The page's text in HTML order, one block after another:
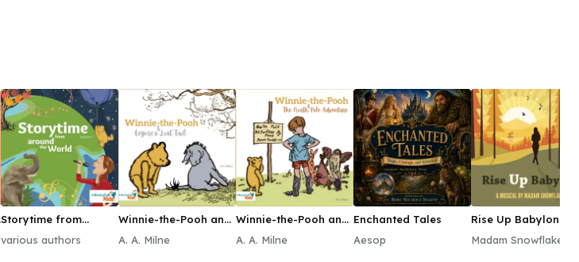
Storytime from
various authors
Winnie-the-Pooh and
A. A. Milne
Winnie-the-Pooh and
Adventure
A. A. Milne
Enchanted Tales
Aesop
Rise Up Babylon
Madam Snowflake